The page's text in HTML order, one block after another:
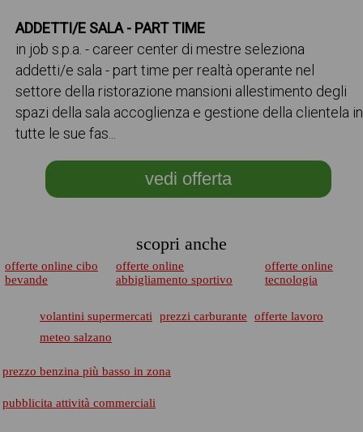
ADDETTI/E SALA - PART TIME
in job s.p.a. - career center di mestre seleziona
addetti/e sala - part time per realtà operante nel
settore della ristorazione mansioni allestimento degli
spazi della sala accoglienza e gestione della clientela in
tutte le sue fas...
vedi offerta
scopri anche
offerte online cibo
bevande
offerte online
abbigliamento sportivo
offerte online
tecnologia
volantini supermercati prezzi carburante
offerte lavoro
meteo salzano
prezzo benzina più basso in zona
pubblicita attività commerciali